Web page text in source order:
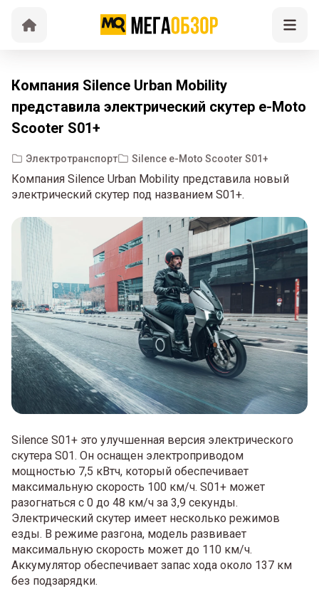
Компания Silence Urban Mobility
представила электрический скутер e-Moto
Scooter S01+
Электротранспорт Silence e-Moto Scooter S01+
Компания Silence Urban Mobility представила новый
электрический скутер под названием S01+.
Silence S01+ это улучшенная версия электрического
скутера S01. Он оснащен электроприводом
мощностью 7,5 кВтч, который обеспечивает
максимальную скорость 100 км/ч. S01+ может
разогнаться с 0 до 48 км/ч за 3,9 секунды.
Электрический скутер имеет несколько режимов
езды. В режиме разгона, модель развивает
максимальную скорость может до 110 км/ч.
Аккумулятор обеспечивает запас хода около 137 км
без подзарядки.